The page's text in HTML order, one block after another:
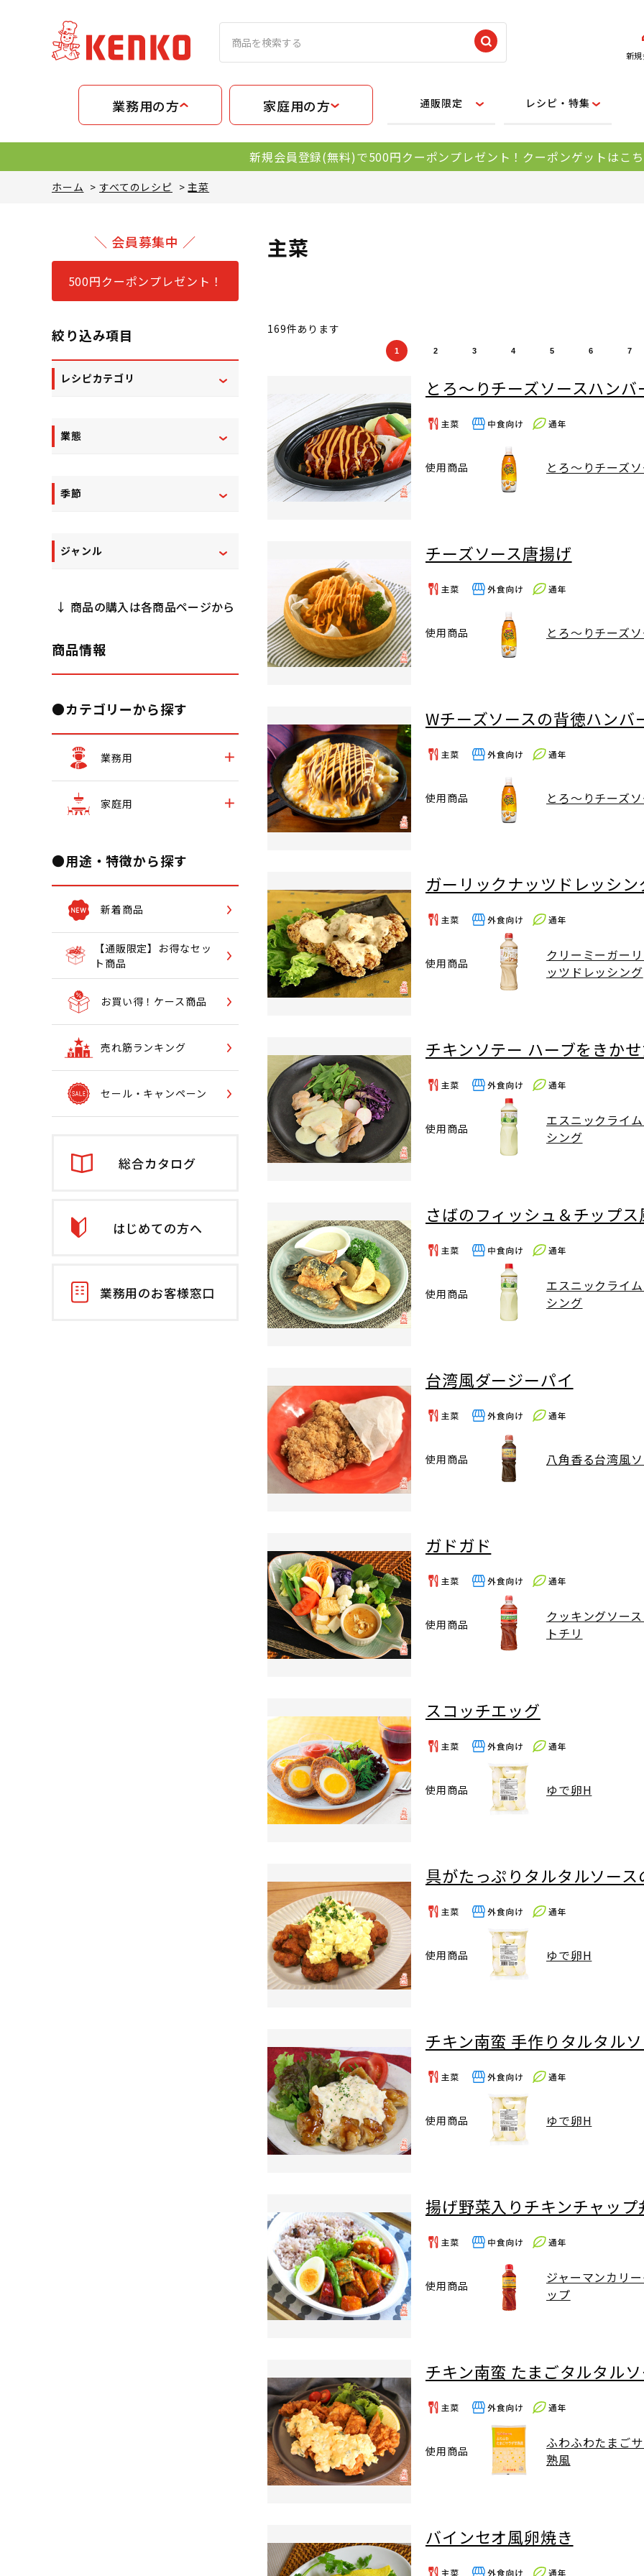
新
業務用の方 家庭用の方 通販限定 レシピ・特集
新規会員登録(無料)で500円クーポンプレゼント！クーポンゲットはこ
ホーム >すべてのレシピ >主菜
＼ 会員募集中 ／
500円クーポンプレゼント！
絞り込み項目
レシピカテゴリ
業態
季節
ジャンル
↓ 商品の購入は各商品ページから
商品情報
●カテゴリーから探す
業務用
家庭用
●用途・特徴から探す
新着商品
【通販限定】お得なセッ
ト商品
お買い得！ケース商品
売れ筋ランキング
セール・キャンペーン
総合カタログ
はじめての方へ
業務用のお客様窓口
主菜
169件あります
1 2 3 4 5 6 7
とろ～りチーズソースハンバ
使用商品 とろ～りチーズ
チーズソース唐揚げ
使用商品 とろ～りチーズ
Wチーズソースの背徳ハンバ
使用商品 とろ～りチーズ
ガーリックナッツドレッシ
使用商品
クリーミーガー
ッツドレッシング
チキンソテー ハーブをきか
使用商品
エスニックライ
シング
さばのフィッシュ＆チップ
使用商品
エスニックライ
シング
台湾風ダージーパイ
使用商品 八角香る台湾風
ガドガド
使用商品
クッキングソー
トチリ
スコッチエッグ
使用商品 ゆで卵H
具がたっぷりタルタルソー
使用商品 ゆで卵H
チキン南蛮 手作りタルタル
使用商品 ゆで卵H
揚げ野菜入りチキンチャップ
使用商品
ジャーマンカリ
ップ
チキン南蛮 たまごタルタル
使用商品
ふわふわたまご
熟風
バインセオ風卵焼き